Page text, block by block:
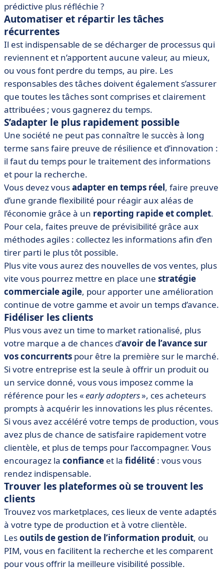
prédictive plus réfléchie ?
Automatiser et répartir les tâches
récurrentes
Il est indispensable de se décharger de processus qui
reviennent et n’apportent aucune valeur, au mieux,
ou vous font perdre du temps, au pire. Les
responsables des tâches doivent également s’assurer
que toutes les tâches sont comprises et clairement
attribuées ; vous gagnerez du temps.
S’adapter le plus rapidement possible
Une société ne peut pas connaître le succès à long
terme sans faire preuve de résilience et d’innovation :
il faut du temps pour le traitement des informations
et pour la recherche.
Vous devez vousadapter en temps réel, faire preuve
d’une grande flexibilité pour réagir aux aléas de
l’économie grâce à un reporting rapide et complet.
Pour cela, faites preuve de prévisibilité grâce aux
méthodes agiles : collectez les informations afin d’en
tirer parti le plus tôt possible.
Plus vite vous aurez des nouvelles de vos ventes, plus
vite vous pourrez mettre en place une stratégie
commerciale agile, pour apporter une amélioration
continue de votre gamme et avoir un temps d’avance.
Fidéliser les clients
Plus vous avez un time to market rationalisé, plus
votre marque a de chances d’avoir de l’avance sur
vos concurrents pour être la première sur le marché.
Si votre entreprise est la seule à offrir un produit ou
un service donné, vous vous imposez comme la
référence pour les «early adopters», ces acheteurs
prompts à acquérir les innovations les plus récentes.
Si vous avez accéléré votre temps de production, vous
avez plus de chance de satisfaire rapidement votre
clientèle, et plus de temps pour l’accompagner. Vous
encouragez la confiance et la fidélité : vous vous
rendez indispensable.
Trouver les plateformes où se trouvent les
clients
Trouvez vos marketplaces, ces lieux de vente adaptés
à votre type de production et à votre clientèle.
Lesoutils de gestion de l’information produit, ou
PIM, vous en facilitent la recherche et les comparent
pour vous offrir la meilleure visibilité possible.